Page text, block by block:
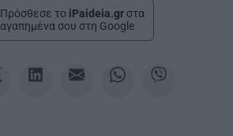
Πρόσθεσε το iPaideia.gr στα
αγαπημένα σου στη Google